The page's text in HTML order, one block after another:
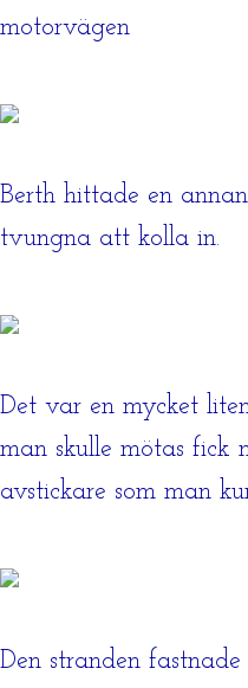
motorvägen
Berth hittade en
tvungna att kolla in.
Det var en mycket
man skulle mötas fick
avstickare som man
Den stranden